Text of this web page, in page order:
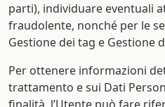
parti), individuare eventuali
fraudolente, nonché per le
Gestione dei tag e Gestione
Per ottenere informazioni
trattamento e sui Dati